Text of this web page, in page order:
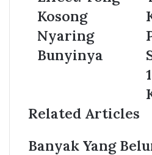
Kosong
Nyaring
Bunyinya
Related Articles
Banyak Yang